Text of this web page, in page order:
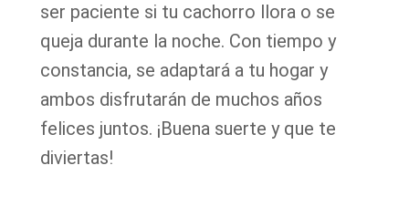
ser paciente si tu cachorro llora o se
queja durante la noche. Con tiempo y
constancia, se adaptará a tu hogar y
ambos disfrutarán de muchos años
felices juntos. ¡Buena suerte y que te
diviertas!